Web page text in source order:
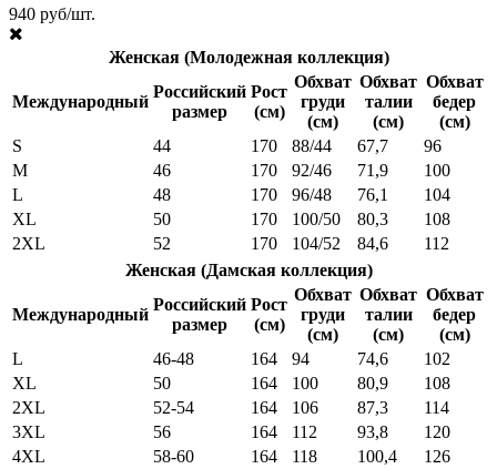
940 руб/шт.
Женская (Молодежная коллекция)
Международный
Российский
размер
Рост
(см)
Обхват
груди
(см)
Обхват
талии
(см)
Обхват
бедер
(см)
S
44 170 88/44 67,7
96
M
46 170 92/46 71,9
100
L
48 170 96/48 76,1
104
XL
50 170 100/50 80,3
108
2XL
52 170 104/52 84,6
112
Женская (Дамская коллекция)
Международный
Российский
размер
Рост
(см)
Обхват
груди
(см)
Обхват
талии
(см)
Обхват
бедер
(см)
L
46-48 164 94 74,6
102
XL
50 164 100 80,9
108
2XL
52-54 164 106 87,3
114
3XL
56 164 112 93,8
120
4XL
58-60 164 118 100,4
126